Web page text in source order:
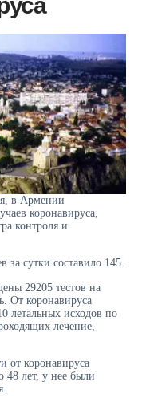
в Армении
коронавируса,
контроля и
за сутки составило 145.
29205 тестов на
От коронавируса
летальных исходов по
лечение,
от коронавируса
лет, у нее были